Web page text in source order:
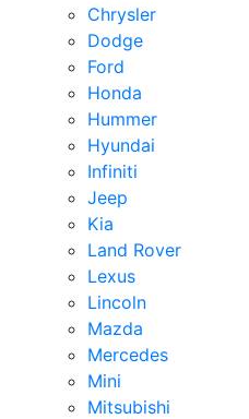
Chrysler
Dodge
Ford
Honda
Hummer
Hyundai
Infiniti
Jeep
Kia
Land Rover
Lexus
Lincoln
Mazda
Mercedes
Mini
Mitsubishi